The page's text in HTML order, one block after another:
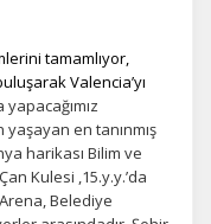
tamamlıyor,
Valencia’yı
yapacağımız
en tanınmış
harikası Bilim ve
Kulesi ,15.y.y.’da
Belediye